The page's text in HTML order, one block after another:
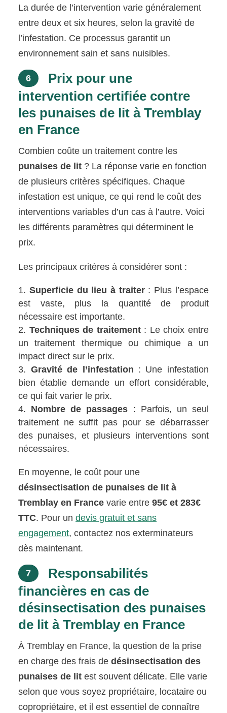
La durée de l’intervention varie généralement
entre deux et six heures, selon la gravité de
l’infestation. Ce processus garantit un
environnement sain et sans nuisibles.
6
Prix pour une
intervention certifiée contre
les punaises de lit à Tremblay
en France
Combien coûte un traitement contre les
punaises de lit ? La réponse varie en fonction
de plusieurs critères spécifiques. Chaque
infestation est unique, ce qui rend le coût des
interventions variables d’un cas à l’autre. Voici
les différents paramètres qui déterminent le
prix.
Les principaux critères à considérer sont :
Superficie du lieu à traiter: Plus l’espace
est vaste, plus la quantité de produit
nécessaire est importante.
Techniques de traitement: Le choix entre
un traitement thermique ou chimique a un
impact direct sur le prix.
Gravité de l’infestation : Une infestation
bien établie demande un effort considérable,
ce qui fait varier le prix.
Nombre de passages : Parfois, un seul
traitement ne suffit pas pour se débarrasser
des punaises, et plusieurs interventions sont
nécessaires.
En moyenne, le coût pour une
désinsectisation de punaises de lit à
Tremblay en France varie entre95€ et 283€
TTC. Pour undevis gratuit et sans
engagement, contactez nos exterminateurs
dès maintenant.
7
Responsabilités
financières en cas de
désinsectisation des punaises
de lit à Tremblay en France
À Tremblay en France, la question de la prise
en charge des frais dedésinsectisation des
punaises de lit est souvent délicate. Elle varie
selon que vous soyez propriétaire, locataire ou
copropriétaire, et il est essentiel de connaître